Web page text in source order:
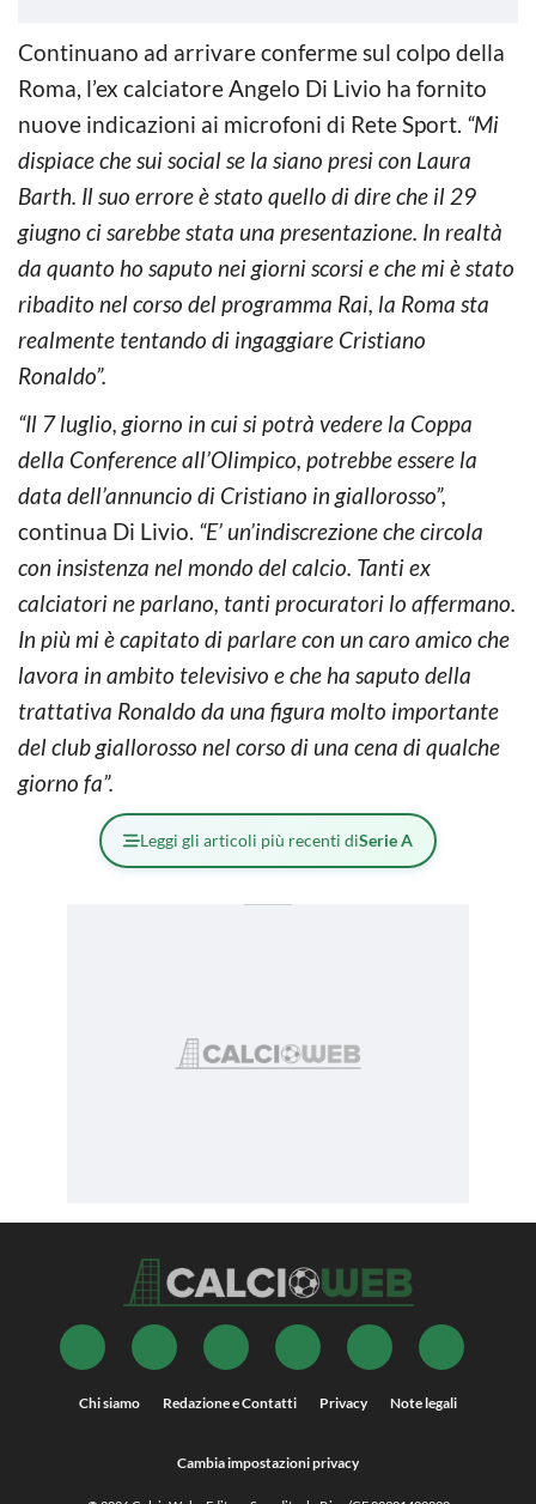
Continuano ad arrivare conferme sul colpo della
Roma, l’ex calciatore Angelo Di Livio ha fornito
nuove indicazioni ai microfoni di Rete Sport. “Mi
dispiace che sui social se la siano presi con Laura
Barth. Il suo errore è stato quello di dire che il 29
giugno ci sarebbe stata una presentazione. In realtà
da quanto ho saputo nei giorni scorsi e che mi è stato
ribadito nel corso del programma Rai, la Roma sta
realmente tentando di ingaggiare Cristiano
Ronaldo”.
“Il 7 luglio, giorno in cui si potrà vedere la Coppa
della Conference all’Olimpico, potrebbe essere la
data dell’annuncio di Cristiano in giallorosso”,
continua Di Livio. “E’ un’indiscrezione che circola
con insistenza nel mondo del calcio. Tanti ex
calciatori ne parlano, tanti procuratori lo affermano.
In più mi è capitato di parlare con un caro amico che
lavora in ambito televisivo e che ha saputo della
trattativa Ronaldo da una figura molto importante
del club giallorosso nel corso di una cena di qualche
giorno fa”.
Leggi gli articoli più recenti diSerie A
Chi siamo Redazione e Contatti Privacy Note legali
Cambia impostazioni privacy